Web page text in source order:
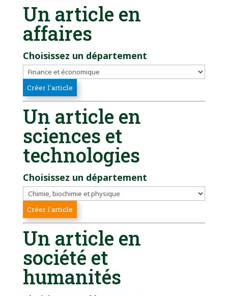
Un article en
affaires
Choisissez un département
Un article en
sciences et
technologies
Choisissez un département
Un article en
société et
humanités